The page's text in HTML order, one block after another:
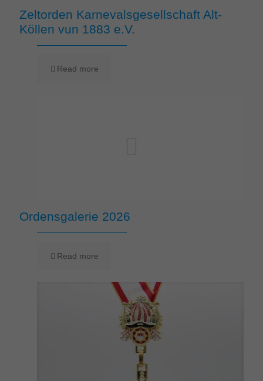
Zeltorden Karnevalsgesellschaft Alt-
Köllen vun 1883 e.V.
Read more
Ordensgalerie 2026
Read more